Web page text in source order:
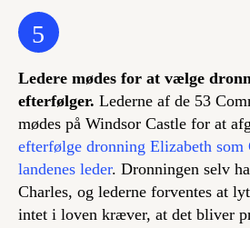
5
Ledere mødes for at vælge
efterfølger. Lederne af de 53
mødes på Windsor Castle for at
efterfølge dronning Elizabeth som
landenes leder. Dronningen selv
Charles, og lederne forventes at
intet i loven kræver, at det bliver